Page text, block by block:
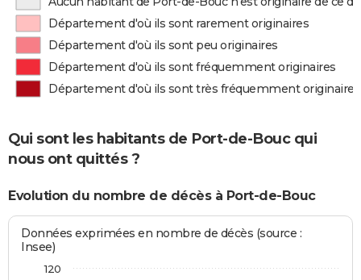
Département d'où ils sont rarement originaires
Département d'où ils sont peu originaires
Département d'où ils sont fréquemment originaires
Département d'où ils sont très fréquemment originaires
Qui sont les habitants de Port-de-Bouc qui
nous ont quittés ?
Evolution du nombre de décès à Port-de-Bouc
Données exprimées en nombre de décès (source :
Insee)
120